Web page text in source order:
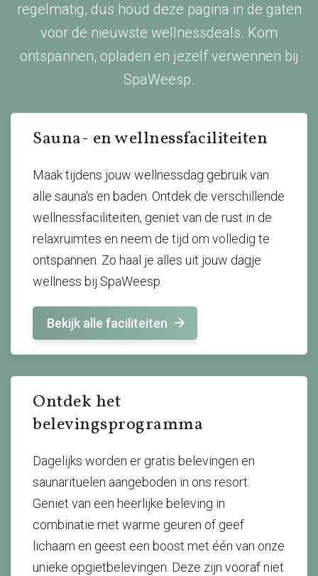
regelmatig, dus houd deze pagina in de gaten
voor de nieuwste wellnessdeals. Kom
ontspannen, opladen en jezelf verwennen bij
SpaWeesp.
Sauna- en wellnessfaciliteiten
Maak tijdens jouw wellnessdag gebruik van
alle sauna's en baden. Ontdek de verschillende
wellnessfaciliteiten, geniet van de rust in de
relaxruimtes en neem de tijd om volledig te
ontspannen. Zo haal je alles uit jouw dagje
wellness bij SpaWeesp.
Bekijk alle faciliteiten
Ontdek het
belevingsprogramma
Dagelijks worden er gratis belevingen en
saunarituelen aangeboden in ons resort.
Geniet van een heerlijke beleving in
combinatie met warme geuren of geef
lichaam en geest een boost met één van onze
unieke opgietbelevingen. Deze zijn vooraf niet